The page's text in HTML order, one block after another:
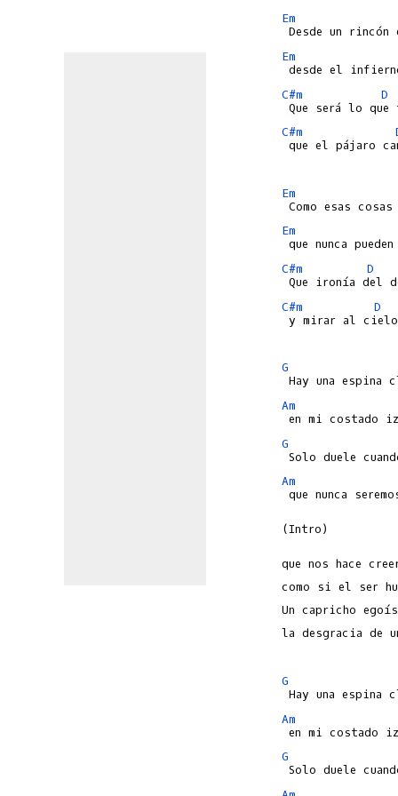
Em
Em
C#m D
C#m
que el pájaro
Em
Em
C#m D
C#m
D
y mirar al cielo
G
Am
G
Am
que nunca
(Intro)
que nos hace
como si el ser
Un capricho
la desgracia de
G
Am
G